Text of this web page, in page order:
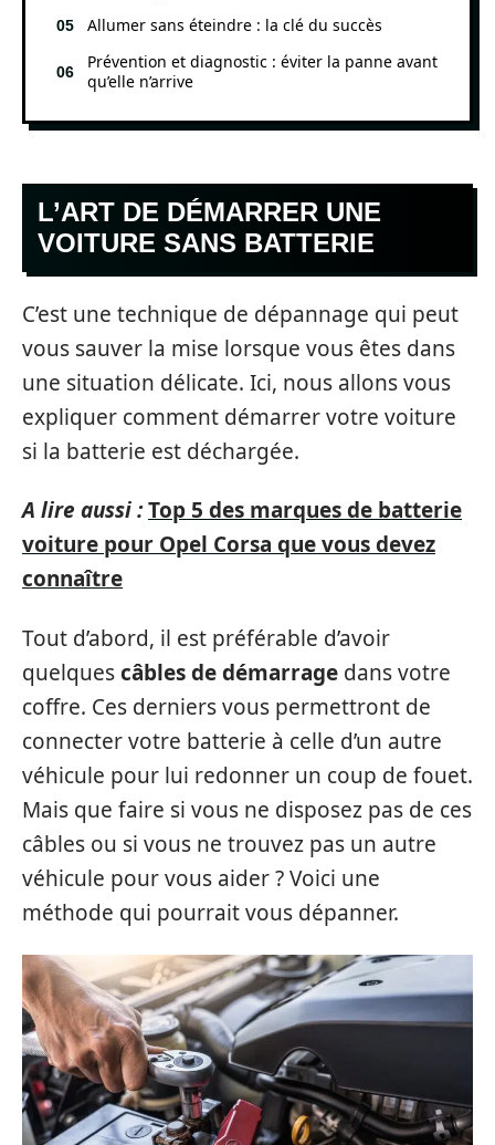
Allumer sans éteindre : la clé du succès
Prévention et diagnostic : éviter la panne avant
qu’elle n’arrive
L’ART DE DÉMARRER UNE
VOITURE SANS BATTERIE
C’est une technique de dépannage qui peut
vous sauver la mise lorsque vous êtes dans
une situation délicate. Ici, nous allons vous
expliquer comment démarrer votre voiture
si la batterie est déchargée.
A lire aussi :Top 5 des marques de batterie
voiture pour Opel Corsa que vous devez
connaître
Tout d’abord, il est préférable d’avoir
quelquescâbles de démarrage dans votre
coffre. Ces derniers vous permettront de
connecter votre batterie à celle d’un autre
véhicule pour lui redonner un coup de fouet.
Mais que faire si vous ne disposez pas de ces
câbles ou si vous ne trouvez pas un autre
véhicule pour vous aider ? Voici une
méthode qui pourrait vous dépanner.